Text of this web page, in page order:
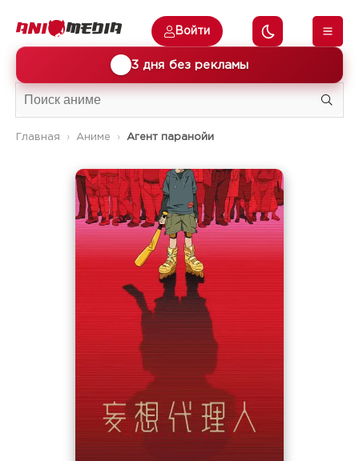
3 дня без рекламы
Войти
Главная Аниме Агент паранойи